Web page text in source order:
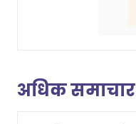
अधिक समाचार